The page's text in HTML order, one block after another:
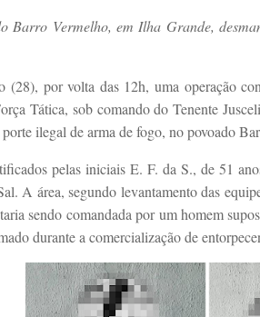
Barro Vermelho, em Ilha Grande,
(28), por volta das 12h, uma operação
Tática, sob comando do Tenente
ilegal de arma de fogo, no povoado
pelas iniciais E. F. da S., de 51
A área, segundo levantamento das
sendo comandada por um homem
durante a comercialização de